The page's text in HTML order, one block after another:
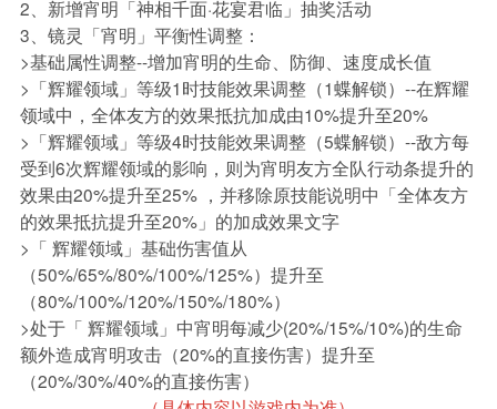
2、新增宵明「神相千面·花宴君临」抽奖活动
3、镜灵「宵明」平衡性调整：
>基础属性调整--增加宵明的生命、防御、速度成长值
>「辉耀领域」等级1时技能效果调整（1蝶解锁）--在辉耀
领域中，全体友方的效果抵抗加成由10%提升至20%
>「辉耀领域」等级4时技能效果调整（5蝶解锁）--敌方每
受到6次辉耀领域的影响，则为宵明友方全队行动条提升的
效果由20%提升至25% ，并移除原技能说明中「全体友方
的效果抵抗提升至20%」 的加成效果文字
>「 辉耀领域」基础伤害值从
（50%/65%/80%/100%/125%）提升至
（80%/100%/120%/150%/180%）
>处于「 辉耀领域」中宵明每减少(20%/15%/10%)的生命
额外造成宵明攻击（20%的直接伤害）提升至
（20%/30%/40%的直接伤害）